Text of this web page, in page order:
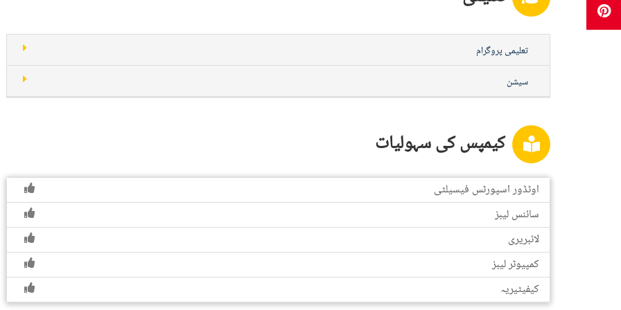
تعلیمی پروگرام
سیشن
کیمپس کی سہولیات
اوٹڈور اسپورٹس فیسیلٹی
سائنس لیبز
لائبریری
کمپیوٹر لیبز
کیفیٹیریہ